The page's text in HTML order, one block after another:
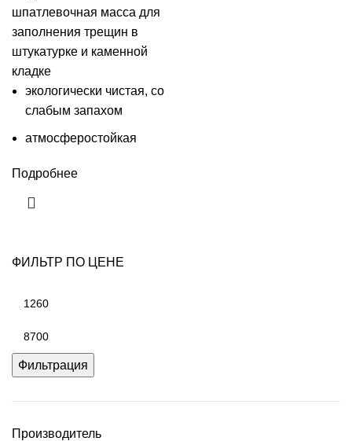
ФИЛЬТР ПО ЦЕНЕ
Фильтрация
Производитель
шпатлевочная масса для
заполнения трещин в
штукатурке и каменной
кладке
экологически чистая, со
слабым запахом
атмосферостойкая
Подробнее